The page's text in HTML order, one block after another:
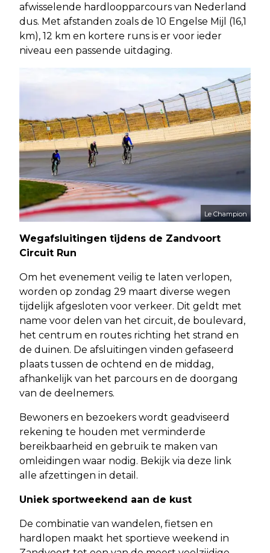
afwisselende hardloopparcours van Nederland
dus. Met afstanden zoals de 10 Engelse Mijl (16,1
km), 12 km en kortere runs is er voor ieder
niveau een passende uitdaging.
Le Champion
Wegafsluitingen tijdens de Zandvoort
Circuit Run
Om het evenement veilig te laten verlopen,
worden op zondag 29 maart diverse wegen
tijdelijk afgesloten voor verkeer. Dit geldt met
name voor delen van het circuit, de boulevard,
het centrum en routes richting het strand en
de duinen. De afsluitingen vinden gefaseerd
plaats tussen de ochtend en de middag,
afhankelijk van het parcours en de doorgang
van de deelnemers.
Bewoners en bezoekers wordt geadviseerd
rekening te houden met verminderde
bereikbaarheid en gebruik te maken van
omleidingen waar nodig. Bekijk via deze link
alle afzettingen in detail.
Uniek sportweekend aan de kust
De combinatie van wandelen, fietsen en
hardlopen maakt het sportieve weekend in